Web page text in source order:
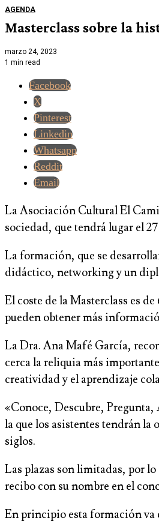
AGENDA
Masterclass sobre la
marzo 24, 2023
1 min read
Facebook
X
Pinterest
Linkedin
Whatsapp
Reddit
Email
La Asociación Cultural El
sociedad, que tendrá lugar el
La formación, que se
didáctico, networking y un
El coste de la Masterclass es
pueden obtener más
La Dra. Ana Mafé García,
cerca la reliquia más
creatividad y el aprendizaje
«Conoce, Descubre,
la que los asistentes tendrán
siglos.
Las plazas son limitadas, por
recibo con su nombre en el
En principio esta formación va